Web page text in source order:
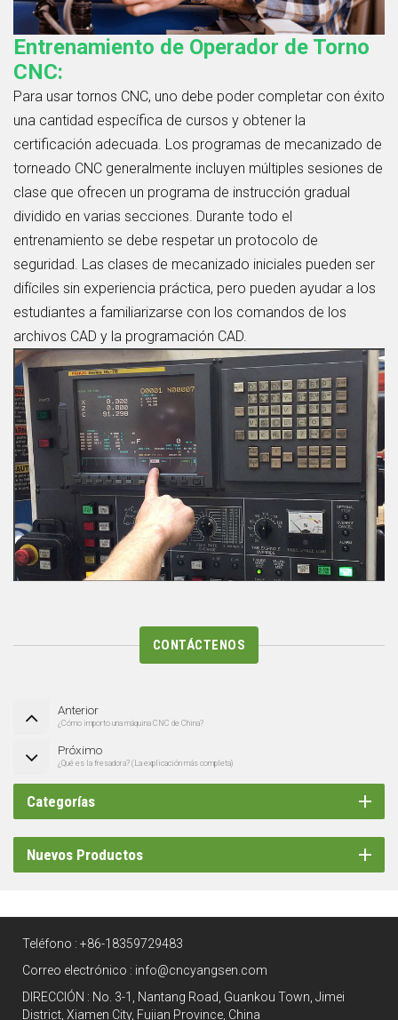
Entrenamiento de Operador de Torno
CNC:
Para usar tornos CNC, uno debe poder completar con éxito
una cantidad específica de cursos y obtener la
certificación adecuada. Los programas de mecanizado de
torneado CNC generalmente incluyen múltiples sesiones de
clase que ofrecen un programa de instrucción gradual
dividido en varias secciones. Durante todo el
entrenamiento se debe respetar un protocolo de
seguridad. Las clases de mecanizado iniciales pueden ser
difíciles sin experiencia práctica, pero pueden ayudar a los
estudiantes a familiarizarse con los comandos de los
archivos CAD y la programación CAD.
CONTÁCTENOS
Anterior
¿Cómo importo una máquina CNC de China?
Próximo
¿Qué es la fresadora? (La explicación más completa)
Categorías
Nuevos Productos
Teléfono : +86-18359729483
Correo electrónico : info@cncyangsen.com
DIRECCIÓN : No. 3-1, Nantang Road, Guankou Town, Jimei
District, Xiamen City, Fujian Province, China